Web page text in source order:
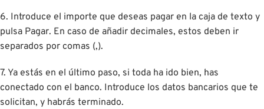
6. Introduce el importe que deseas pagar en la caja de texto y
pulsa Pagar. En caso de añadir decimales, estos deben ir
separados por comas (,).
7. Ya estás en el último paso, si toda ha ido bien, has
conectado con el banco. Introduce los datos bancarios que te
solicitan, y habrás terminado.